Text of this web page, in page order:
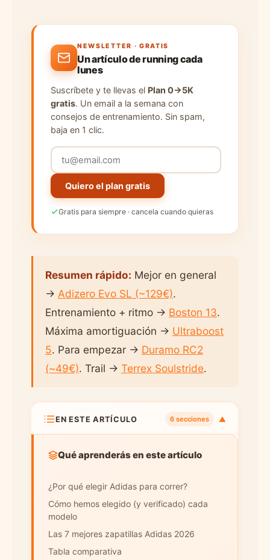
NEWSLETTER · GRATIS
Un artículo de running cada
lunes
Suscríbete y te llevas el Plan 0→5K
gratis. Un email a la semana con
consejos de entrenamiento. Sin spam,
baja en 1 clic.
Quiero el plan gratis
Gratis para siempre · cancela cuando quieras
Resumen rápido: Mejor en general
→ Adizero Evo SL (~129€).
Entrenamiento + ritmo → Boston 13.
Máxima amortiguación → Ultraboost
5. Para empezar → Duramo RC2
(~49€). Trail → Terrex Soulstride.
EN ESTE ARTÍCULO 6 secciones ▼
Qué aprenderás en este artículo
¿Por qué elegir Adidas para correr?
Cómo hemos elegido (y verificado) cada
modelo
Las 7 mejores zapatillas Adidas 2026
Tabla comparativa